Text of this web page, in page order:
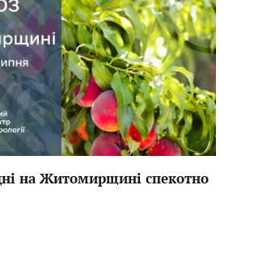
на Житомирщині спекотно